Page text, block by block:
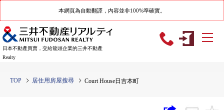
本網頁為自動翻譯，內容並非100%準確實。
日本不動產買賣，交給龍頭企業的三井不動產
Realty
TOP 居住用房屋搜尋 Court House日吉本町